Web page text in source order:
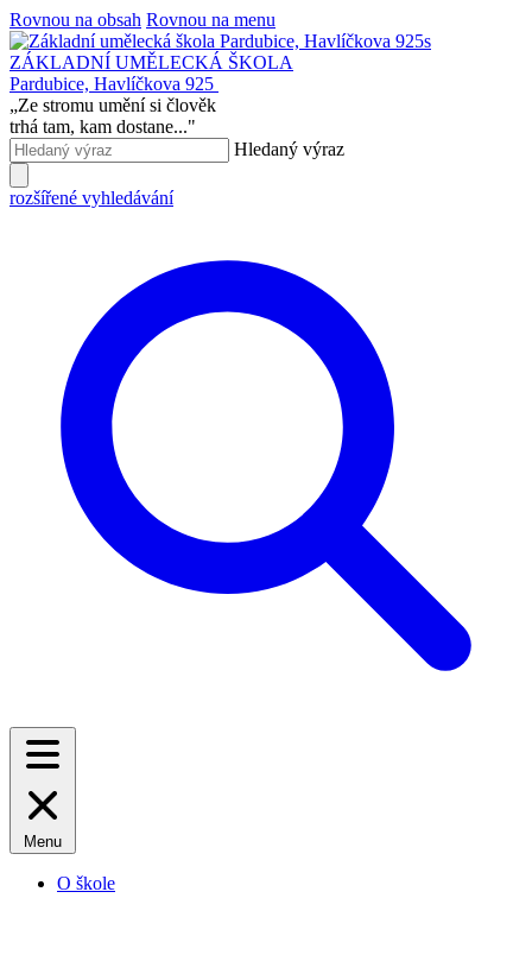
Rovnou na obsah Rovnou na menu
ZÁKLADNÍ UMĚLECKÁ ŠKOLA
Pardubice, Havlíčkova 925
„Ze stromu umění si člověk
trhá tam, kam dostane..."
Hledaný výraz
rozšířené vyhledávání
Menu
O škole